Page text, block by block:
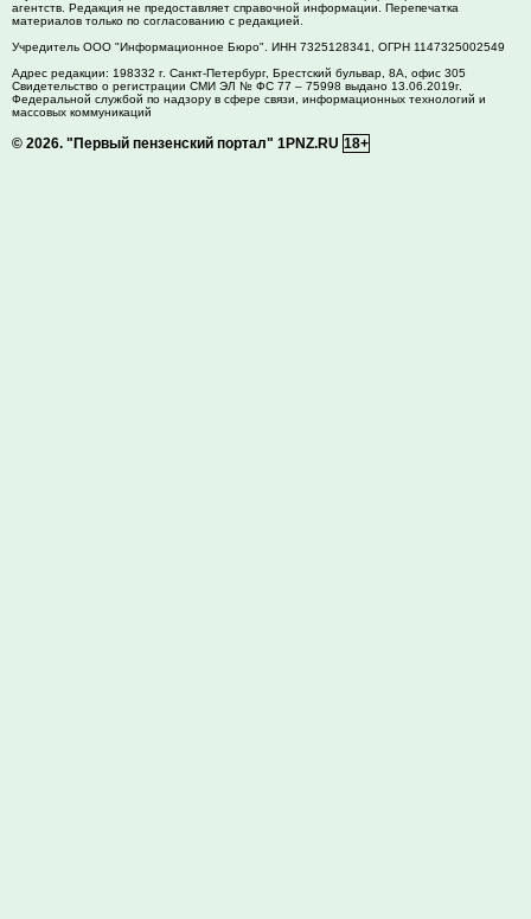
агентств. Редакция не предоставляет справочной информации. Перепечатка
материалов только по согласованию с редакцией.
Учредитель ООО "Информационное Бюро". ИНН 7325128341, ОГРН 1147325002549
Адрес редакции: 198332 г. Санкт-Петербург, Брестский бульвар, 8А, офис 305
Свидетельство о регистрации СМИ ЭЛ № ФС 77 – 75998 выдано 13.06.2019г.
Федеральной службой по надзору в сфере связи, информационных технологий и
массовых коммуникаций
© 2026. "Первый пензенский портал" 1PNZ.RU 18+